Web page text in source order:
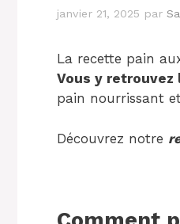
janvier 21, 2025 par
La recette pain
Vous y retrouvez
pain nourrissant
Découvrez notre